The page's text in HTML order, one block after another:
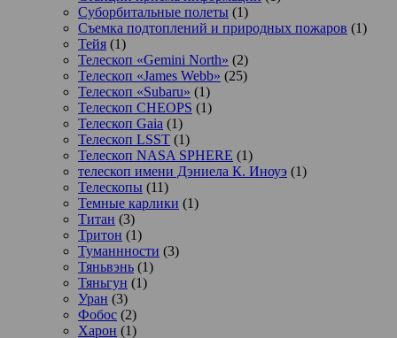
Суборбитальные полеты (1)
Съемка подтоплений и природных пожаров (1)
Тейя (1)
Телескоп «Gemini North» (2)
Телескоп «James Webb» (25)
Телескоп «Subaru» (1)
Телескоп CHEOPS (1)
Телескоп Gaia (1)
Телескоп LSST (1)
Телескоп NASA SPHERE (1)
телескоп имени Дэниела К. Иноуэ (1)
Телескопы (11)
Темные карлики (1)
Титан (3)
Тритон (1)
Туманнности (3)
Тяньвэнь (1)
Тяньгун (1)
Уран (3)
Фобос (2)
Харон (1)